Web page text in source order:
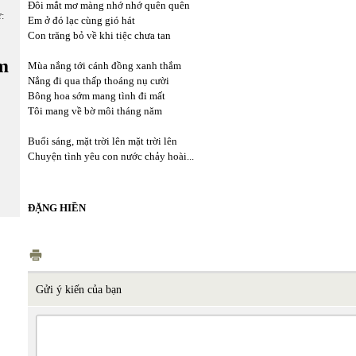
Đôi mắt mơ màng nhớ nhớ quên quên
Em ở đó lạc cùng gió hát
Con trăng bỏ về khi tiệc chưa tan
Mùa nắng tới cánh đồng xanh thắm
Nắng đi qua thấp thoáng nụ cười
Bông hoa sớm mang tình đi mất
Tôi mang về bờ môi tháng năm
Buổi sáng, mặt trời lên mặt trời lên
Chuyện tình yêu con nước chảy hoài...
ĐẶNG HIỀN
Gửi ý kiến của bạn